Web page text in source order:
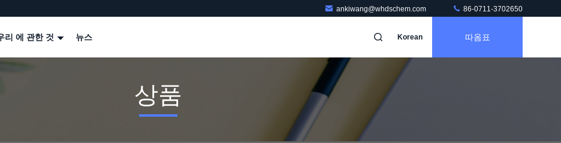
ankiwang@whdschem.com 86-0711-3702650
리 에 관한 것 뉴스 Korean 따옴표
상품